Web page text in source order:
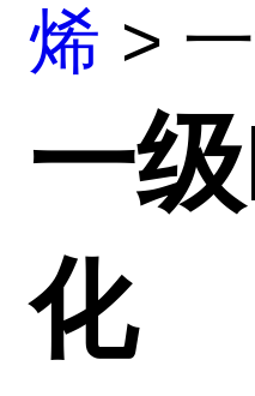
烯 >
一
化